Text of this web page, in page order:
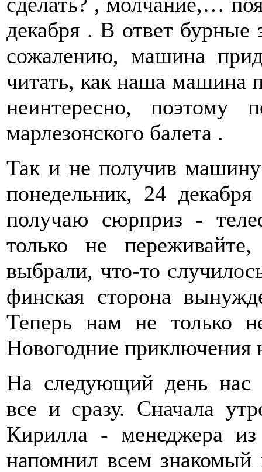
декабря . В ответ
сожалению, машина
читать, как наша машина
неинтересно, поэтому
марлезонского балета .
Так и не получив
понедельник, 24
получаю сюрприз -
только не
выбрали, что-то
финская сторона
Теперь нам не только
Новогодние приключения
На следующий день нас
все и сразу. Сначала
Кирилла - менеджера
напомнил всем